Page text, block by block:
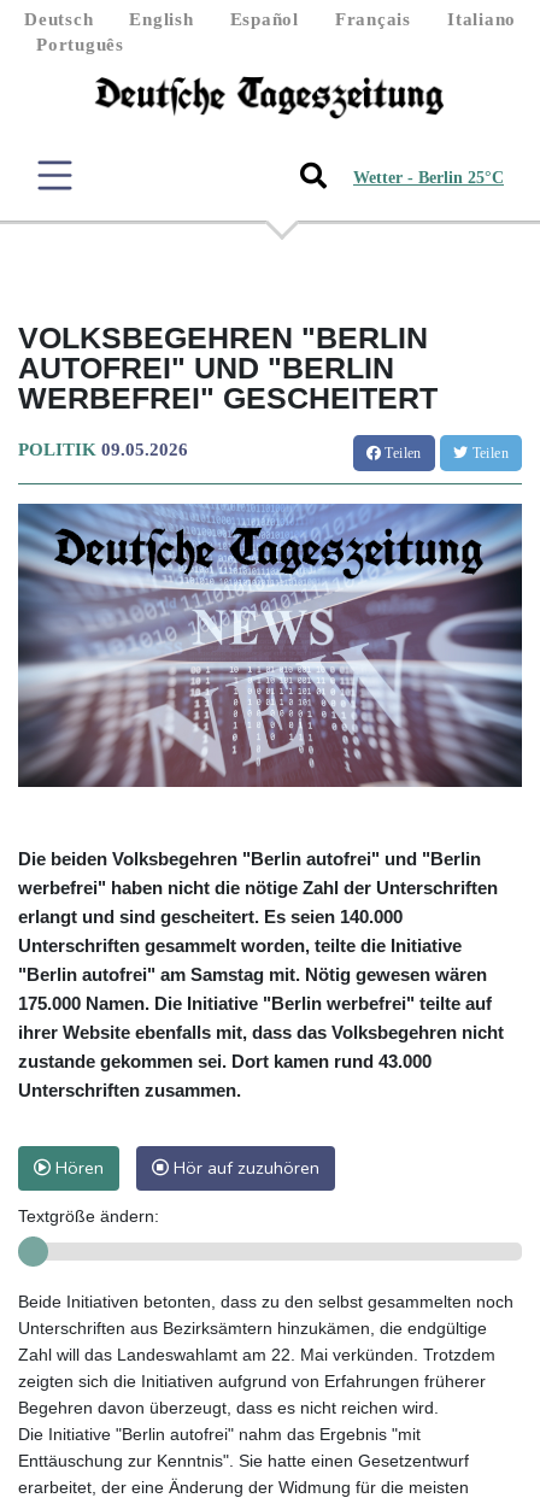
Deutsch English Español Français
Italiano
Português
Wetter - Berlin 25°C
VOLKSBEGEHREN "BERLIN
AUTOFREI" UND "BERLIN
WERBEFREI" GESCHEITERT
POLITIK 09.05.2026 Teilen Teilen
Die beiden Volksbegehren "Berlin autofrei" und "Berlin
werbefrei" haben nicht die nötige Zahl der Unterschriften
erlangt und sind gescheitert. Es seien 140.000
Unterschriften gesammelt worden, teilte die Initiative
"Berlin autofrei" am Samstag mit. Nötig gewesen wären
175.000 Namen. Die Initiative "Berlin werbefrei" teilte auf
ihrer Website ebenfalls mit, dass das Volksbegehren nicht
zustande gekommen sei. Dort kamen rund 43.000
Unterschriften zusammen.
Hören Hör auf zuzuhören
Textgröße ändern:
Beide Initiativen betonten, dass zu den selbst gesammelten noch
Unterschriften aus Bezirksämtern hinzukämen, die endgültige
Zahl will das Landeswahlamt am 22. Mai verkünden. Trotzdem
zeigten sich die Initiativen aufgrund von Erfahrungen früherer
Begehren davon überzeugt, dass es nicht reichen wird.
Die Initiative "Berlin autofrei" nahm das Ergebnis "mit
Enttäuschung zur Kenntnis". Sie hatte einen Gesetzentwurf
erarbeitet, der eine Änderung der Widmung für die meisten